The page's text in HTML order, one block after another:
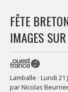
FÊTE
IMAGES
Lamballe · Lundi 21
parNicolas